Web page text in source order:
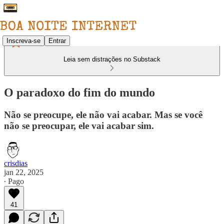
Inscreva-se Entrar
Leia sem distrações no Substack
O paradoxo do fim do mundo
Não se preocupe, ele não vai acabar. Mas se você
não se preocupar, ele vai acabar sim.
crisdias
jan 22, 2025
∙ Pago
41